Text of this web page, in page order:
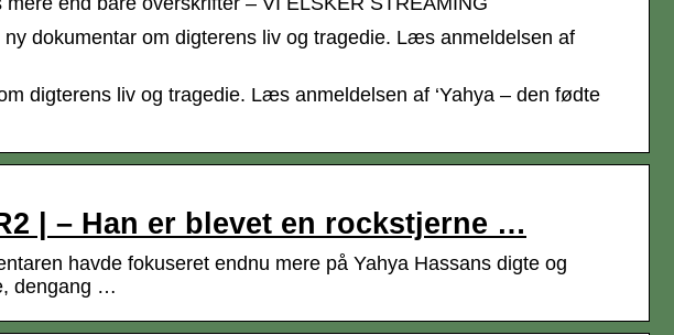
dokumentar om digterens liv og tragedie. Læs anmeldelsen af
digterens liv og tragedie. Læs anmeldelsen af ‘Yahya – den fødte
| – Han er blevet en rockstjerne …
havde fokuseret endnu mere på Yahya Hassans digte og
dengang …